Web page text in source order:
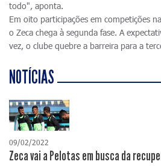
todo", aponta.
Em oito participações em competições
o Zeca chega à segunda fase. A
vez, o clube quebre a barreira para a
NOTÍCIAS
09/02/2022
Zeca vai a Pelotas em busca da